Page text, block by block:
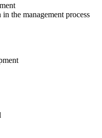
the management process